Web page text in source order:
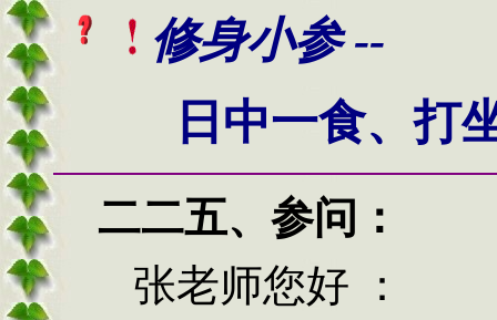
修身小参 --
日中一食、打
二二五、 参问：
张老师您好 ：